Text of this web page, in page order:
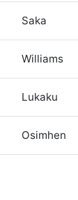
Saka
Williams
Lukaku
Osimhen